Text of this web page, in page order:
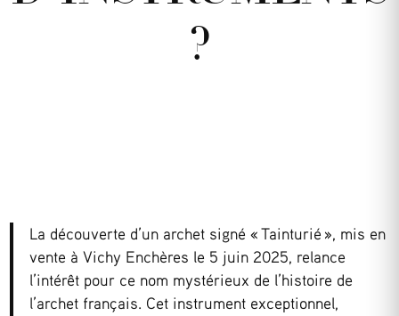
?
La découverte d’un archet signé « Tainturié », mis en
vente à Vichy Enchères le 5 juin 2025, relance
l’intérêt pour ce nom mystérieux de l’histoire de
l’archet français. Cet instrument exceptionnel,